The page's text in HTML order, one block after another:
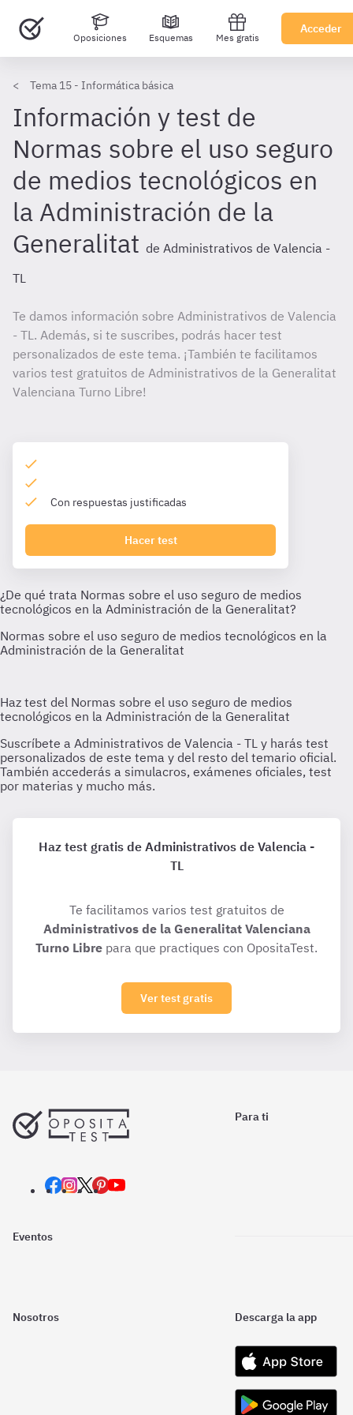
Oposiciones Esquemas Mes gratis
Acceder
Tema 15 - Informática básica
Información y test de
Normas sobre el uso seguro
de medios tecnológicos en
la Administración de la
Generalitat de Administrativos de Valencia -
TL
Te damos información sobre Administrativos de Valencia
- TL. Además, si te suscribes, podrás hacer test
personalizados de este tema. ¡También te facilitamos
varios test gratuitos de Administrativos de la Generalitat
Valenciana Turno Libre!
Con respuestas justificadas
Hacer test
Haz test gratis de Administrativos de Valencia -
TL
Te facilitamos varios test gratuitos de
Administrativos de la Generalitat Valenciana
Turno Libre para que practiques con OpositaTest.
Ver test gratis
Para ti
Eventos
Nosotros Descarga la app